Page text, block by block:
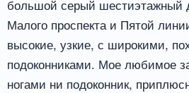
большой серый шестиэтажный
Малого проспекта и Пятой
высокие, узкие, с широкими,
подоконниками. Мое любимое
ногами ни подоконник,